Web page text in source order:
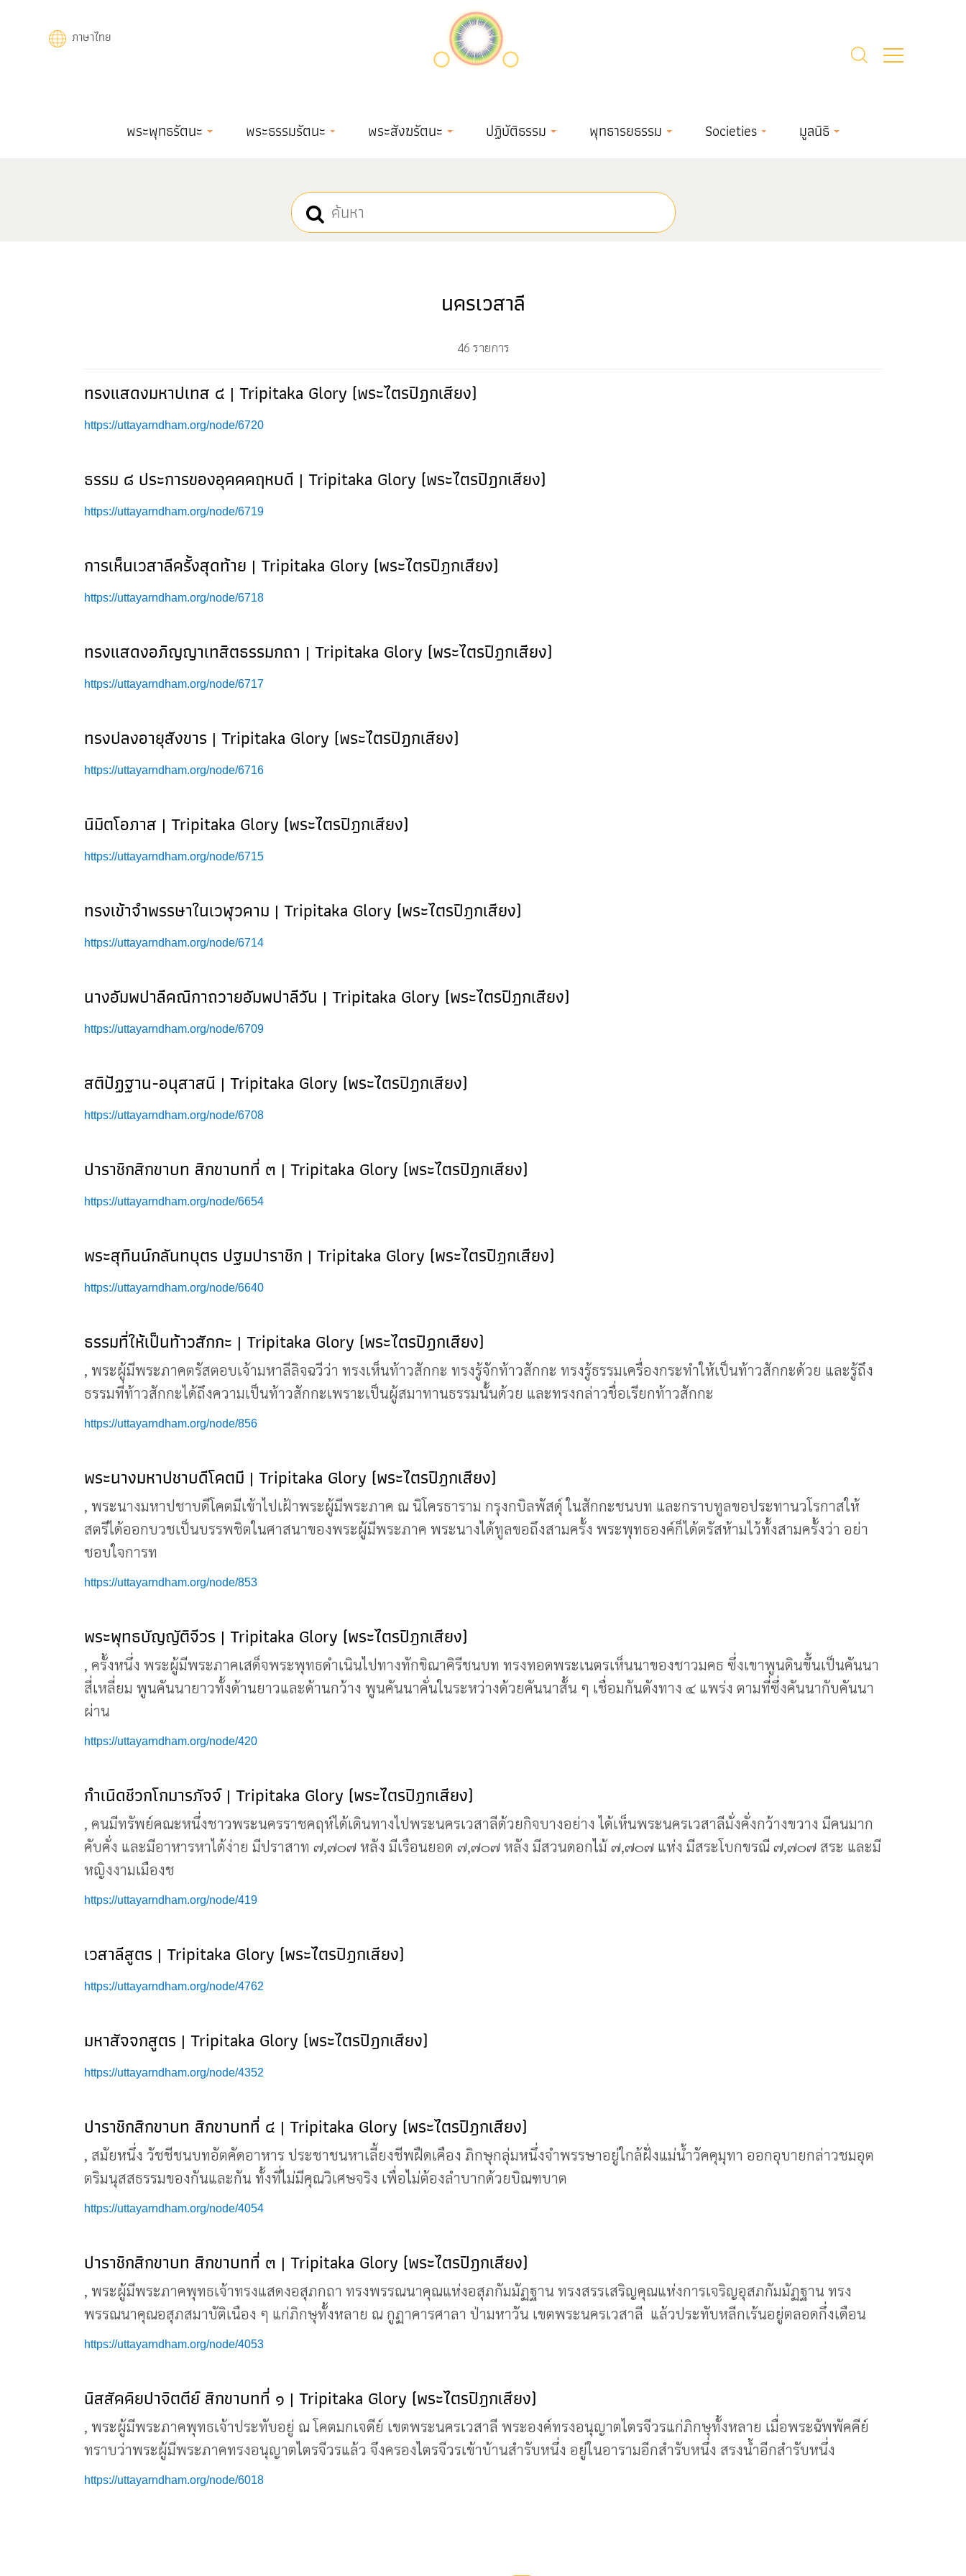
ภาษาไทย
navigationพระพุทธรัตนะ พระธรรมรัตนะ พระสังฆรัตนะ ปฏิบัติธรรม พุทธารยธรรม Societies มูลนิธิ
นครเวสาลี
46 รายการ
ทรงแสดงมหาปเทส ๔ | Tripitaka Glory (พระไตรปิฎกเสียง)
https://uttayarndham.org/node/6720
ธรรม ๘ ประการของอุคคคฤหบดี | Tripitaka Glory (พระไตรปิฎกเสียง)
https://uttayarndham.org/node/6719
การเห็นเวสาลีครั้งสุดท้าย | Tripitaka Glory (พระไตรปิฎกเสียง)
https://uttayarndham.org/node/6718
ทรงแสดงอภิญญาเทสิตธรรมกถา | Tripitaka Glory (พระไตรปิฎกเสียง)
https://uttayarndham.org/node/6717
ทรงปลงอายุสังขาร | Tripitaka Glory (พระไตรปิฎกเสียง)
https://uttayarndham.org/node/6716
นิมิตโอภาส | Tripitaka Glory (พระไตรปิฎกเสียง)
https://uttayarndham.org/node/6715
ทรงเข้าจำพรรษาในเวฬุวคาม | Tripitaka Glory (พระไตรปิฎกเสียง)
https://uttayarndham.org/node/6714
นางอัมพปาลีคณิกาถวายอัมพปาลีวัน | Tripitaka Glory (พระไตรปิฎกเสียง)
https://uttayarndham.org/node/6709
สติปัฏฐาน-อนุสาสนี | Tripitaka Glory (พระไตรปิฎกเสียง)
https://uttayarndham.org/node/6708
ปาราชิกสิกขาบท สิกขาบทที่ ๓ | Tripitaka Glory (พระไตรปิฎกเสียง)
https://uttayarndham.org/node/6654
พระสุทินน์กลันทบุตร ปฐมปาราชิก | Tripitaka Glory (พระไตรปิฎกเสียง)
https://uttayarndham.org/node/6640
ธรรมที่ให้เป็นท้าวสักกะ | Tripitaka Glory (พระไตรปิฎกเสียง)
, พระผู้มีพระภาคตรัสตอบเจ้ามหาลีลิจฉวีว่า ทรงเห็นท้าวสักกะ ทรงรู้จักท้าวสักกะ ทรงรู้ธรรมเครื่องกระทำให้เป็นท้าวสักกะด้วย และรู้ถึง
ธรรมที่ท้าวสักกะได้ถึงความเป็นท้าวสักกะเพราะเป็นผู้สมาทานธรรมนั้นด้วย และทรงกล่าวชื่อเรียกท้าวสักกะ
https://uttayarndham.org/node/856
พระนางมหาปชาบดีโคตมี | Tripitaka Glory (พระไตรปิฎกเสียง)
, พระนางมหาปชาบดีโคตมีเข้าไปเฝ้าพระผู้มีพระภาค ณ นิโครธาราม กรุงกบิลพัสดุ์ ในสักกะชนบท และกราบทูลขอประทานวโรกาสให้
สตรีได้ออกบวชเป็นบรรพชิตในศาสนาของพระผู้มีพระภาค พระนางได้ทูลขอถึงสามครั้ง พระพุทธองค์ก็ได้ตรัสห้ามไว้ทั้งสามครั้งว่า อย่า
ชอบใจการท
https://uttayarndham.org/node/853
พระพุทธบัญญัติจีวร | Tripitaka Glory (พระไตรปิฎกเสียง)
, ครั้งหนึ่ง พระผู้มีพระภาคเสด็จพระพุทธดำเนินไปทางทักขิณาคิรีชนบท ทรงทอดพระเนตรเห็นนาของชาวมคธ ซึ่งเขาพูนดินขึ้นเป็นคันนา
สี่เหลี่ยม พูนคันนายาวทั้งด้านยาวและด้านกว้าง พูนคันนาคั่นในระหว่างด้วยคันนาสั้น ๆ เชื่อมกันดังทาง ๔ แพร่ง ตามที่ซึ่งคันนากับคันนา
ผ่าน
https://uttayarndham.org/node/420
กำเนิดชีวกโกมารภัจจ์ | Tripitaka Glory (พระไตรปิฎกเสียง)
, คนมีทรัพย์คณะหนึ่งชาวพระนครราชคฤห์ได้เดินทางไปพระนครเวสาลีด้วยกิจบางอย่าง ได้เห็นพระนครเวสาลีมั่งคั่งกว้างขวาง มีคนมาก
คับคั่ง และมีอาหารหาได้ง่าย มีปราสาท ๗,๗๐๗ หลัง มีเรือนยอด ๗,๗๐๗ หลัง มีสวนดอกไม้ ๗,๗๐๗ แห่ง มีสระโบกขรณี ๗,๗๐๗ สระ และมี
หญิงงามเมืองช
https://uttayarndham.org/node/419
เวสาลีสูตร | Tripitaka Glory (พระไตรปิฎกเสียง)
https://uttayarndham.org/node/4762
มหาสัจจกสูตร | Tripitaka Glory (พระไตรปิฎกเสียง)
https://uttayarndham.org/node/4352
ปาราชิกสิกขาบท สิกขาบทที่ ๔ | Tripitaka Glory (พระไตรปิฎกเสียง)
, สมัยหนึ่ง วัชชีชนบทอัตคัดอาหาร ประชาชนหาเลี้ยงชีพฝืดเคือง ภิกษุกลุ่มหนึ่งจำพรรษาอยู่ใกล้ฝั่งแม่น้ำวัคคุมุทา ออกอุบายกล่าวชมอุต
ตริมนุสสธรรมของกันและกัน ทั้งที่ไม่มีคุณวิเศษจริง เพื่อไม่ต้องลำบากด้วยบิณฑบาต
https://uttayarndham.org/node/4054
ปาราชิกสิกขาบท สิกขาบทที่ ๓ | Tripitaka Glory (พระไตรปิฎกเสียง)
, พระผู้มีพระภาคพุทธเจ้าทรงแสดงอสุภกถา ทรงพรรณนาคุณแห่งอสุภกัมมัฏฐาน ทรงสรรเสริญคุณแห่งการเจริญอุสภกัมมัฏฐาน ทรง
พรรณนาคุณอสุภสมาบัติเนือง ๆ แก่ภิกษุทั้งหลาย ณ กูฏาคารศาลา ป่ามหาวัน เขตพระนครเวสาลี แล้วประทับหลีกเร้นอยู่ตลอดกึ่งเดือน
https://uttayarndham.org/node/4053
นิสสัคคิยปาจิตตีย์ สิกขาบทที่ ๑ | Tripitaka Glory (พระไตรปิฎกเสียง)
, พระผู้มีพระภาคพุทธเจ้าประทับอยู่ ณ โคตมกเจดีย์ เขตพระนครเวสาลี พระองค์ทรงอนุญาตไตรจีวรแก่ภิกษุทั้งหลาย เมื่อพระฉัพพัคคีย์
ทราบว่าพระผู้มีพระภาคทรงอนุญาตไตรจีวรแล้ว จึงครองไตรจีวรเข้าบ้านสำรับหนึ่ง อยู่ในอารามอีกสำรับหนึ่ง สรงน้ำอีกสำรับหนึ่ง
https://uttayarndham.org/node/6018